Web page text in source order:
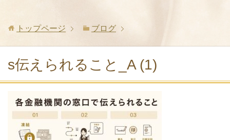
トップページ ブログ
s伝えられること_A (1)